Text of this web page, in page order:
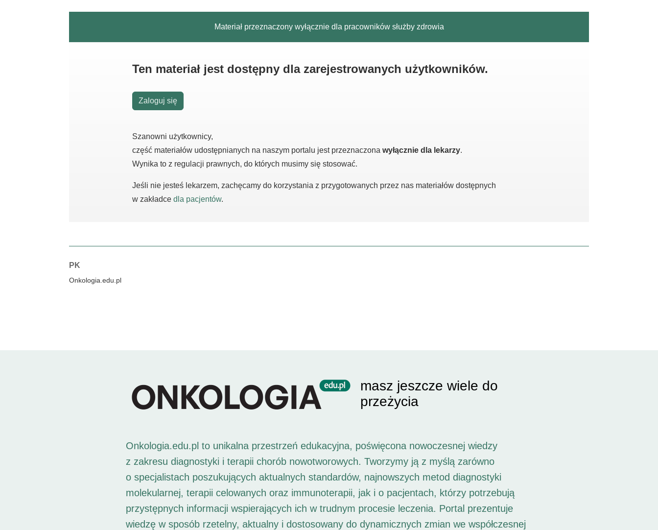
Materiał przeznaczony wyłącznie dla pracowników służby zdrowia
Ten materiał jest dostępny dla zarejestrowanych użytkowników.
Zaloguj się
Szanowni użytkownicy,
część materiałów udostępnianych na naszym portalu jest przeznaczona wyłącznie dla lekarzy.
Wynika to z regulacji prawnych, do których musimy się stosować.
Jeśli nie jesteś lekarzem, zachęcamy do korzystania z przygotowanych przez nas materiałów dostępnych
w zakładce dla pacjentów.
Autorzy:
PK
Onkologia.edu.pl
masz jeszcze wiele do
przeżycia
Onkologia.edu.pl to unikalna przestrzeń edukacyjna, poświęcona nowoczesnej wiedzy
z zakresu diagnostyki i terapii chorób nowotworowych. Tworzymy ją z myślą zarówno
o specjalistach poszukujących aktualnych standardów, najnowszych metod diagnostyki
molekularnej, terapii celowanych oraz immunoterapii, jak i o pacjentach, którzy potrzebują
przystępnych informacji wspierających ich w trudnym procesie leczenia. Portal prezentuje
wiedzę w sposób rzetelny, aktualny i dostosowany do dynamicznych zmian we współczesnej